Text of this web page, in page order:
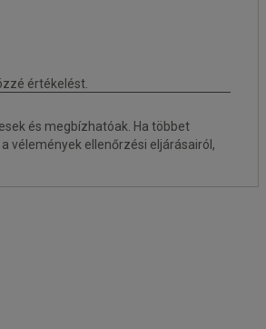
és megbízhatóak. Ha többet
vélemények ellenőrzési eljárásairól,